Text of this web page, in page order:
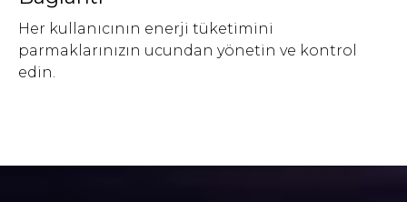
Her kullanıcının enerji tüketimini
parmaklarınızın ucundan yönetin ve kontrol
edin.